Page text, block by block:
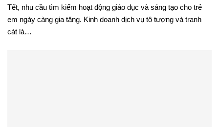
Tết, nhu cầu tìm kiếm hoạt động giáo dục và sáng tạo cho trẻ
em ngày càng gia tăng. Kinh doanh dịch vụ tô tượng và tranh
cát là…